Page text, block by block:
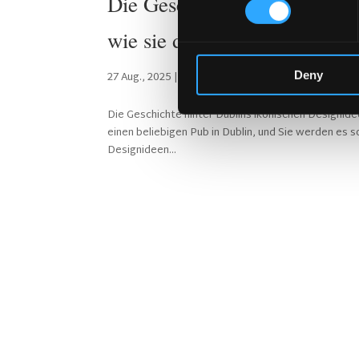
Deny
wie sie das Nachtleben der
27 Aug., 2025 | Irisches Pub-Design
Die Geschichte hinter Dublins ikonischen
einen beliebigen Pub in Dublin, und Sie werden
Designideen...